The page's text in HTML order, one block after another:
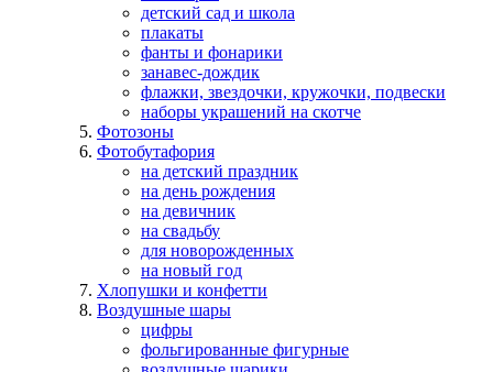
детский сад и школа
плакаты
фанты и фонарики
занавес-дождик
флажки, звездочки, кружочки, подвески
наборы украшений на скотче
Фотозоны
Фотобутафория
на детский праздник
на день рождения
на девичник
на свадьбу
для новорожденных
на новый год
Хлопушки и конфетти
Воздушные шары
цифры
фольгированные фигурные